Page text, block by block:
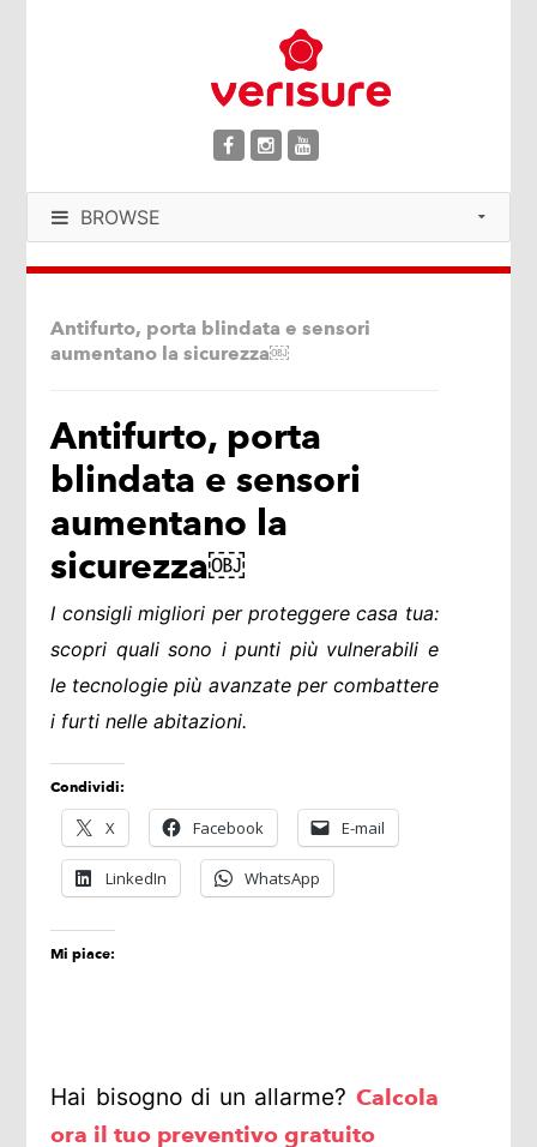
BROWSE
Antifurto, porta blindata e sensori
aumentano la sicurezza￼
Antifurto, porta
blindata e sensori
aumentano la
sicurezza￼
I consigli migliori per proteggere casa tua:
scopri quali sono i punti più vulnerabili e
le tecnologie più avanzate per combattere
i furti nelle abitazioni.
Condividi:
X Facebook E-mail
LinkedIn WhatsApp
Mi piace:
Hai bisogno di un allarme? Calcola
ora il tuo preventivo gratuito